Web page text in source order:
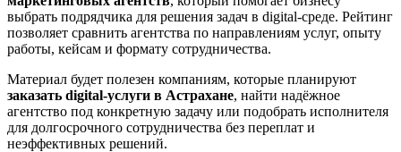
выбрать подрядчика для решения задач в digital-среде. Рейтинг
позволяет сравнить агентства по направлениям услуг, опыту
работы, кейсам и формату сотрудничества.
Материал будет полезен компаниям, которые планируют
заказать digital-услуги в Астрахане, найти надёжное
агентство под конкретную задачу или подобрать исполнителя
для долгосрочного сотрудничества без переплат и
неэффективных решений.